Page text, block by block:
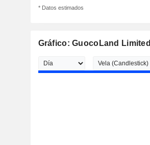
* Datos estimados
Gráfico: GuocoLand Limited